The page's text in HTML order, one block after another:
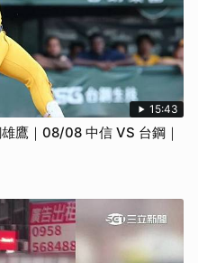
15:43
鷹｜08/08 中信 VS 台鋼｜